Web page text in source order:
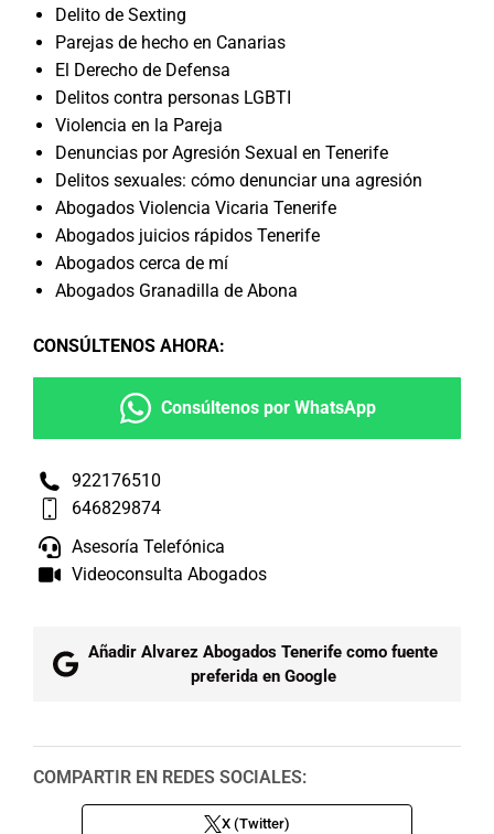
Delito de Sexting
Parejas de hecho en Canarias
El Derecho de Defensa
Delitos contra personas LGBTI
Violencia en la Pareja
Denuncias por Agresión Sexual en Tenerife
Delitos sexuales: cómo denunciar una agresión
Abogados Violencia Vicaria Tenerife
Abogados juicios rápidos Tenerife
Abogados cerca de mí
Abogados Granadilla de Abona
CONSÚLTENOS AHORA:
Consúltenos por WhatsApp
922176510
646829874
Asesoría Telefónica
Videoconsulta Abogados
Añadir Alvarez Abogados Tenerife como fuente
preferida en Google
COMPARTIR EN REDES SOCIALES:
X (Twitter)